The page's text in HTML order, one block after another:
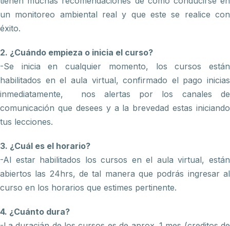
un monitoreo ambiental real y que este se realice con
éxito.
2. ¿Cuándo empieza o inicia el curso?
-Se inicia en cualquier momento, los cursos están
habilitados en el aula virtual, confirmado el pago inicias
inmediatamente, nos alertas por los canales de
comunicación que desees y a la brevedad estas iniciando
tus lecciones.
3. ¿Cuál es el horario?
-Al estar habilitados los cursos en el aula virtual, están
abiertos las 24hrs, de tal manera que podrás ingresar al
curso en los horarios que estimes pertinente.
4. ¿Cuánto dura?